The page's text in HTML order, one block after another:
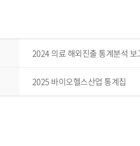
2024 의료 해외진출 통계분석 보
2025 바이오헬스산업 통계집